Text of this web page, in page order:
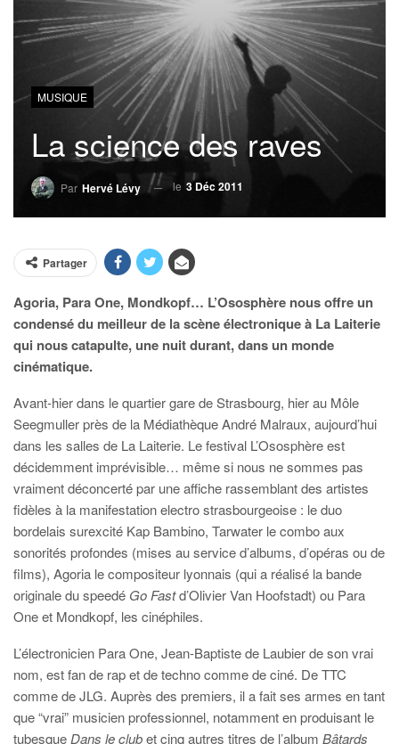
MUSIQUE
La science des raves
Par Hervé Lévy le 3 Déc 2011
Partager
Agoria, Para One, Mondkopf… L’Ososphère nous offre un
condensé du meilleur de la scène électronique à La Laiterie
qui nous catapulte, une nuit durant, dans un monde
cinématique.
Avant-hier dans le quartier gare de Strasbourg, hier au Môle
Seegmuller près de la Médiathèque André Malraux, aujourd’hui
dans les salles de La Laiterie. Le festival L’Ososphère est
décidemment imprévisible… même si nous ne sommes pas
vraiment déconcerté par une affiche rassemblant des artistes
fidèles à la manifestation electro strasbourgeoise : le duo
bordelais surexcité Kap Bambino, Tarwater le combo aux
sonorités profondes (mises au service d’albums, d’opéras ou de
films), Agoria le compositeur lyonnais (qui a réalisé la bande
originale du speedé Go Fastd’Olivier Van Hoofstadt) ou Para
One et Mondkopf, les cinéphiles.
L’électronicien Para One, Jean-Baptiste de Laubier de son vrai
nom, est fan de rap et de techno comme de ciné. De TTC
comme de JLG. Auprès des premiers, il a fait ses armes en tant
que “vrai” musicien professionnel, notamment en produisant le
tubesque Dans le clubet cinq autres titres de l’album Bâtards